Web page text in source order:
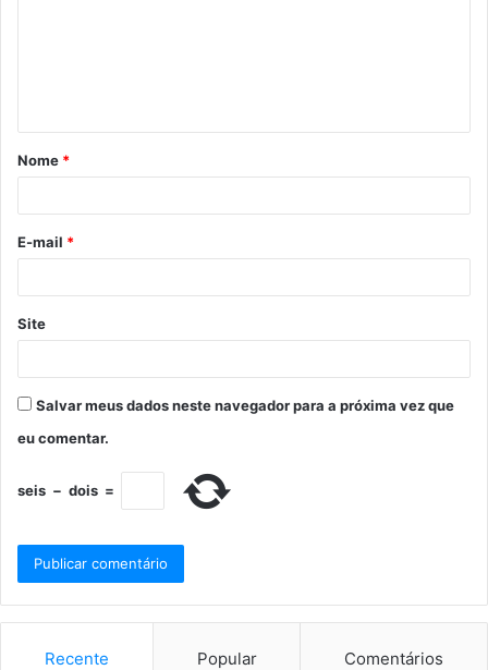
Nome *
E-mail *
Site
Salvar meus dados neste navegador para a próxima vez que
eu comentar.
seis − dois =
Recente Popular Comentários